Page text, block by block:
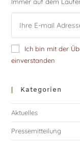
Ich bin mit der
einverstanden
Kategorien
Aktuelles
Pressemitteilung